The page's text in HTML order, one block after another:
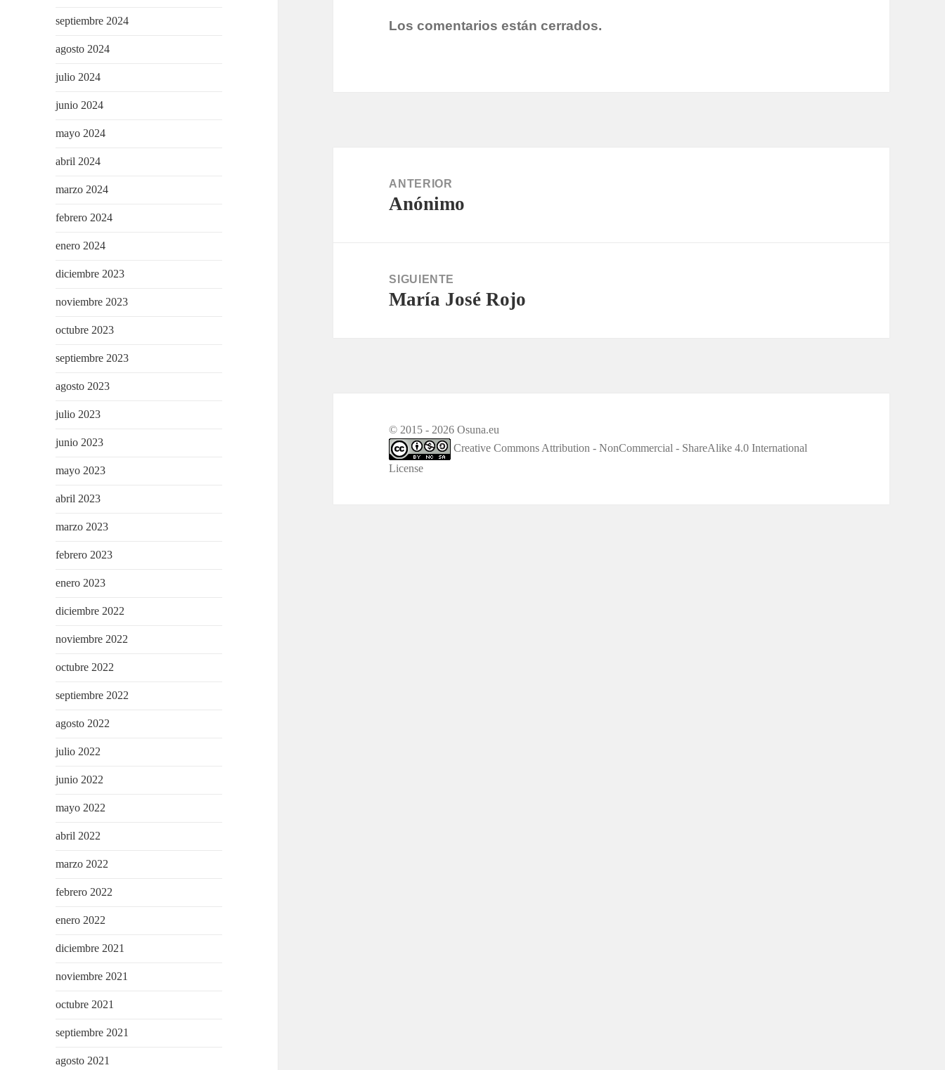
septiembre 2024
agosto 2024
julio 2024
junio 2024
mayo 2024
abril 2024
marzo 2024
febrero 2024
enero 2024
diciembre 2023
noviembre 2023
octubre 2023
septiembre 2023
agosto 2023
julio 2023
junio 2023
mayo 2023
abril 2023
marzo 2023
febrero 2023
enero 2023
diciembre 2022
noviembre 2022
octubre 2022
septiembre 2022
agosto 2022
julio 2022
junio 2022
mayo 2022
abril 2022
marzo 2022
febrero 2022
enero 2022
diciembre 2021
noviembre 2021
octubre 2021
septiembre 2021
agosto 2021
Los comentarios están cerrados.
ANTERIOR
Entrada
Anónimo
SIGUIENTE
Entrada
María José Rojo
© 2015 - 2026 Osuna.eu
Creative Commons Attribution - NonCommercial - ShareAlike 4.0 International
License